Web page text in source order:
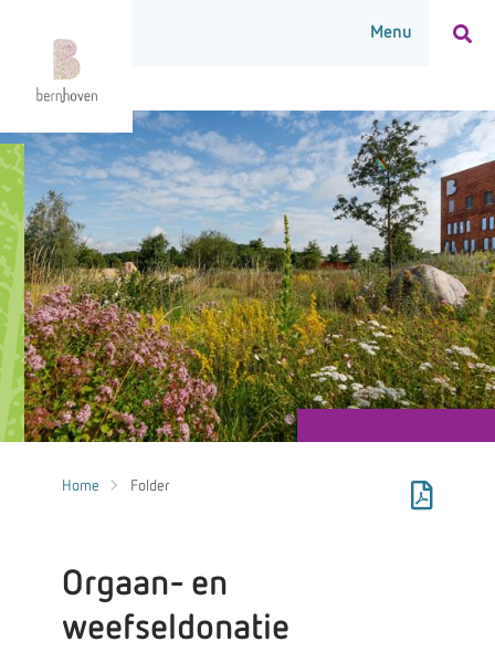
Home Folder
Orgaan- en
weefseldonatie